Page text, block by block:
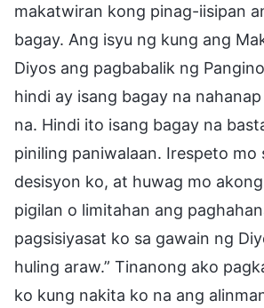
makatwiran kong pinag-iisipan
bagay. Ang isyu ng kung ang
Diyos ang pagbabalik ng
hindi ay isang bagay na
na. Hindi ito isang bagay na
piniling paniwalaan. Irespeto mo
desisyon ko, at huwag mo
pigilan o limitahan ang
pagsisiyasat ko sa gawain ng
huling araw.” Tinanong ako
ko kung nakita ko na ang